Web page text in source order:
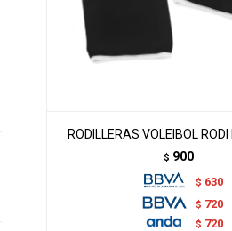
RODILLERAS VOLEIBOL
$ 900
$ 630
$ 720
$ 720